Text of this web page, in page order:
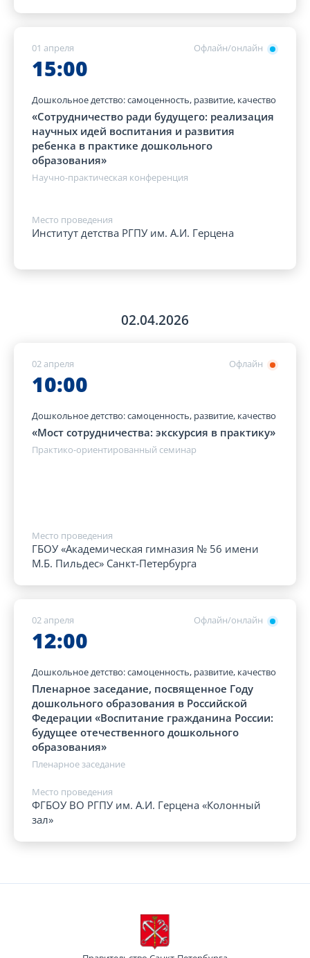
Офлайн/онлайн
01 апреля
15:00
Дошкольное детство: самоценность, развитие, качество
«Сотрудничество ради будущего: реализация
научных идей воспитания и развития
ребенка в практике дошкольного
образования»
Научно-практическая конференция
Место проведения
Институт детства РГПУ им. А.И. Герцена
02.04.2026
Офлайн
02 апреля
10:00
Дошкольное детство: самоценность, развитие, качество
«Мост сотрудничества: экскурсия в практику»
Практико-ориентированный семинар
Место проведения
ГБОУ «Академическая гимназия № 56 имени
М.Б. Пильдес» Санкт-Петербурга
Офлайн/онлайн
02 апреля
12:00
Дошкольное детство: самоценность, развитие, качество
Пленарное заседание, посвященное Году
дошкольного образования в Российской
Федерации «Воспитание гражданина России:
будущее отечественного дошкольного
образования»
Пленарное заседание
Место проведения
ФГБОУ ВО РГПУ им. А.И. Герцена «Колонный
зал»